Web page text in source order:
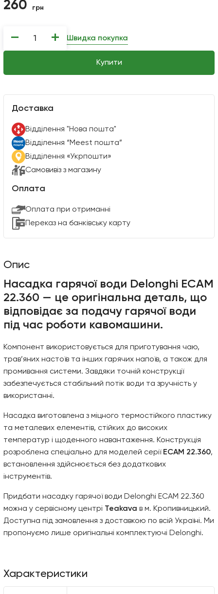
260 грн
− +
Купити
Швидка покупка
Доставка
Вiддiлення "Нова пошта"
Вiддiлення “Meest пошта”
Відділення «Укрпошти»
Самовивіз з магазину
Оплата
Оплата при отриманні
Переказ на банківську карту
Опис
Насадка гарячої води Delonghi ECAM
22.360 — це оригінальна деталь, що
відповідає за подачу гарячої води
під час роботи кавомашини.
Компонент використовується для приготування чаю,
трав’яних настоїв та інших гарячих напоїв, а також для
промивання системи. Завдяки точній конструкції
забезпечується стабільний потік води та зручність у
використанні.
Насадка виготовлена з міцного термостійкого пластику
та металевих елементів, стійких до високих
температур і щоденного навантаження. Конструкція
розроблена спеціально для моделей серії ECAM 22.360,
встановлення здійснюється без додаткових
інструментів.
Придбати насадку гарячої води Delonghi ECAM 22.360
можна у сервісному центрі Teakava в м. Кропивницький.
Доступна під замовлення з доставкою по всій Україні. Ми
пропонуємо лише оригінальні комплектуючі Delonghi.
Характеристики